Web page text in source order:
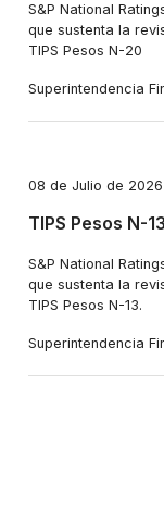
S&P National
que sustenta la
TIPS Pesos N-20
Superintendencia
08 de Julio de 2026
TIPS Pesos N-13
S&P National
que sustenta la
TIPS Pesos N-13.
Superintendencia